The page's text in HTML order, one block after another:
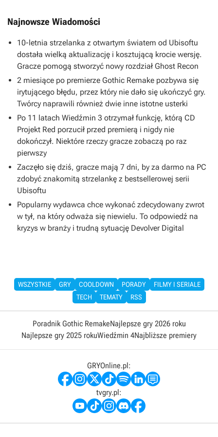
Najnowsze Wiadomości
10-letnia strzelanka z otwartym światem od Ubisoftu
dostała wielką aktualizację i kosztującą krocie wersję.
Gracze pomogą stworzyć nowy rozdział Ghost Recon
2 miesiące po premierze Gothic Remake pozbywa się
irytującego błędu, przez który nie dało się ukończyć gry.
Twórcy naprawili również dwie inne istotne usterki
Po 11 latach Wiedźmin 3 otrzymał funkcję, którą CD
Projekt Red porzucił przed premierą i nigdy nie
dokończył. Niektóre rzeczy gracze zobaczą po raz
pierwszy
Zaczęło się dziś, gracze mają 7 dni, by za darmo na PC
zdobyć znakomitą strzelankę z bestsellerowej serii
Ubisoftu
Popularny wydawca chce wykonać zdecydowany zwrot
w tył, na który odważa się niewielu. To odpowiedź na
kryzys w branży i trudną sytuację Devolver Digital
WSZYSTKIE GRY COOLDOWN PORADY
FILMY I SERIALE
TECH
TEMATY RSS
Poradnik Gothic RemakeNajlepsze gry 2026 roku
Najlepsze gry 2025 rokuWiedźmin 4Najbliższe premiery
GRYOnline.pl:
tvgry.pl: